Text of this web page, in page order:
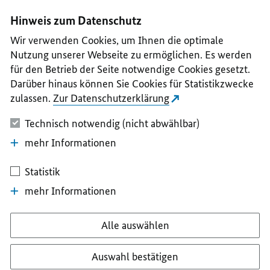
II
III
IV
V
Hinweis zum Datenschutz
Wir verwenden Cookies, um Ihnen die optimale
Nutzung unserer Webseite zu ermöglichen. Es werden
für den Betrieb der Seite notwendige Cookies gesetzt.
Darüber hinaus können Sie Cookies für Statistikzwecke
zulassen. Zur Datenschutzerklärung
Technisch notwendig (nicht abwählbar)
mehr Informationen
Statistik
mehr Informationen
Alle auswählen
Auswahl bestätigen